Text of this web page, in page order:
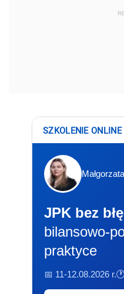
SZKOLENIE ONLINE
JPK bez
bilansowo-
praktyce
📅 11-12.08.2026 r.